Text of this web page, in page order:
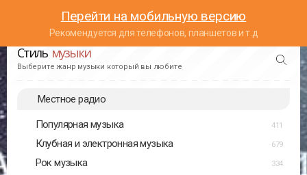
Перейти на мобильную версию
Рекомендуется для телефонов, планшетов и т.д
Стиль музыки
Выберите жанр музыки который вы любите
Местное радио
Популярная музыка 411
Клубная и электронная музыка 679
Рок музыка 334